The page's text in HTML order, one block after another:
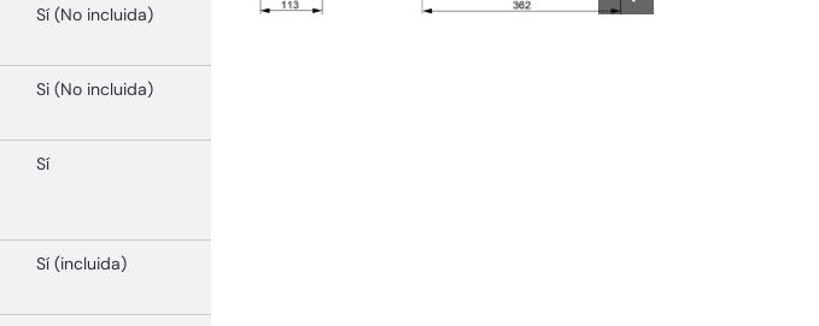
Sí (No incluida)
Si (No incluida)
Sí
Sí (incluida)